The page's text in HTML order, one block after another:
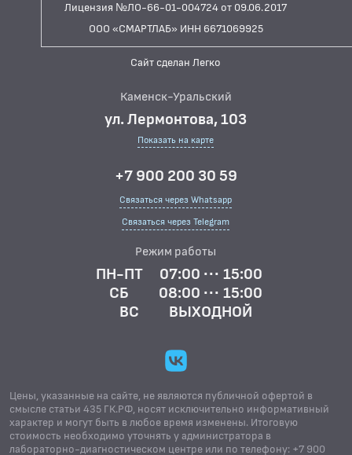
Лицензия №ЛО-66-01-004724 от 09.06.2017
ООО «СМАРТЛАБ» ИНН 6671069925
Сайт сделан Легко
Каменск-Уральский
ул. Лермонтова, 103
Показать на карте
+7 900 200 30 59
Связаться через Whatsapp
Связаться через Telegram
Режим работы
ПН-ПТ
07:00 ··· 15:00
СБ
08:00 ··· 15:00
ВС
ВЫХОДНОЙ
Цены, указанные на сайте, не являются публичной офертой в
смысле статьи 435 ГК.РФ, носят исключительно информативный
характер и могут быть в любое время изменены. Итоговую
стоимость необходимо уточнять у администратора в
лабораторно-диагностическом центре или по телефону: +7 900